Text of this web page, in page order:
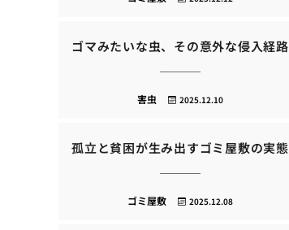
ゴマみたいな虫、その意外な侵入経路
2025.12.10
害虫
孤立と貧困が生み出すゴミ屋敷の実態
2025.12.08
ゴミ屋敷